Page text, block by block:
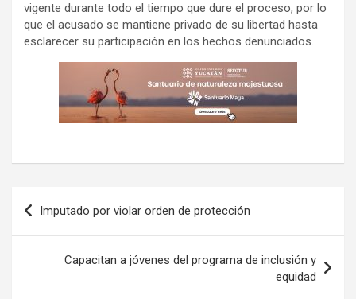
vigente durante todo el tiempo que dure el proceso, por lo
que el acusado se mantiene privado de su libertad hasta
esclarecer su participación en los hechos denunciados.
Navegación
de
entradas
Imputado por violar orden de protección
Capacitan a jóvenes del programa de inclusión y
equidad